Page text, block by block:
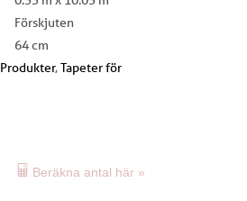
Förskjuten
64 cm
Produkter,Tapeter för
Beräkna antal här »